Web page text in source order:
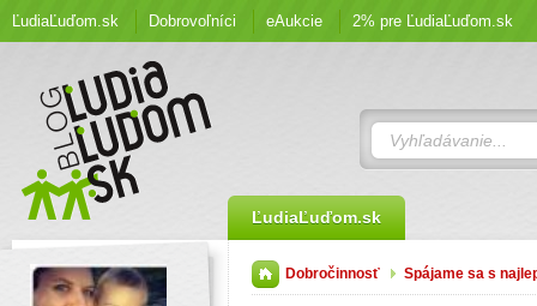
ĽudiaĽuďom.sk Dobrovoľníci eAukcie 2% pre ĽudiaĽuďom.sk
ĽudiaĽuďom.sk
Dobročinnosť Spájame sa s